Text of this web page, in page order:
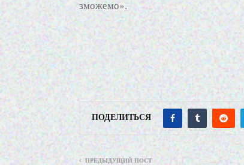
зможемо».
ПОДЕЛИТЬСЯ
ПРЕДЫДУЩИЙ ПОСТ